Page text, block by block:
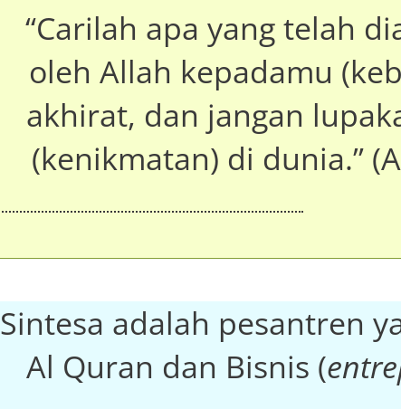
“Carilah apa yang telah
oleh Allah kepadamu
akhirat, dan jangan
(kenikmatan) di dunia.”
Sintesa adalah pesantren
Al Quran dan Bisnis (